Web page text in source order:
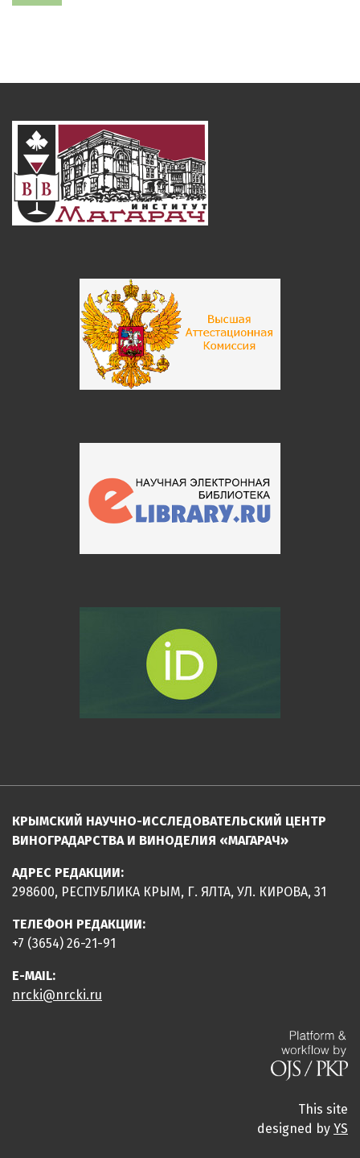
КРЫМСКИЙ НАУЧНО-ИССЛЕДОВАТЕЛЬСКИЙ ЦЕНТР
ВИНОГРАДАРСТВА И ВИНОДЕЛИЯ «МАГАРАЧ»
АДРЕС РЕДАКЦИИ:
298600, РЕСПУБЛИКА КРЫМ, Г. ЯЛТА, УЛ. КИРОВА, 31
ТЕЛЕФОН РЕДАКЦИИ:
+7 (3654) 26-21-91
E-MAIL:
nrcki@nrcki.ru
This site
designed by YS